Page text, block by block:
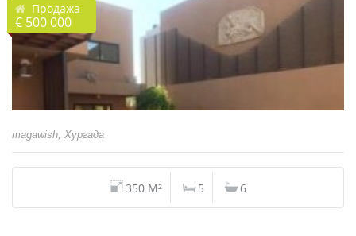
Продажа
€ 500 000
magawish, Хургада
350 M² 5 6